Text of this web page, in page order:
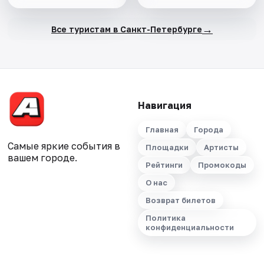
Все туристам в Санкт-Петербурге →
Самые яркие события в
вашем городе.
Навигация
Главная
Города
Площадки
Артисты
Рейтинги
Промокоды
О нас
Возврат билетов
Политика
конфиденциальности